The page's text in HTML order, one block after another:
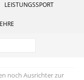
LEISTUNGSSPORT
noch Ausrichter zur